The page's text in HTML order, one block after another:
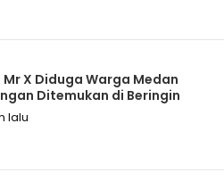
X Diduga Warga Medan
Ditemukan di Beringin
lalu